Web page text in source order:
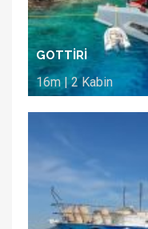
GOTTİRİ
16m | 2 Kabin